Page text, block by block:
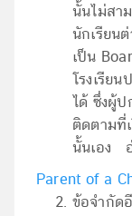
นั้นไม่สา
นักเรียน
เป็น
โรงเรีย
ได้ ซึ่งผู้ป
ติดตามที่
นั้นเอง อ่
Parent of a
ข้อจำกัด